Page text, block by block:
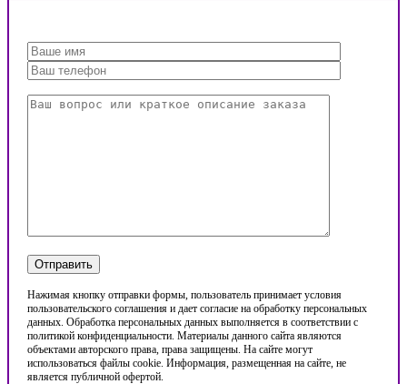
Нажимая кнопку отправки формы, пользователь принимает условия
пользовательского соглашения и дает согласие на обработку персональных
данных. Обработка персональных данных выполняется в соответствии с
политикой конфиденциальности. Материалы данного сайта являются
объектами авторского права, права защищены. На сайте могут
использоваться файлы cookie. Информация, размещенная на сайте, не
является публичной офертой.